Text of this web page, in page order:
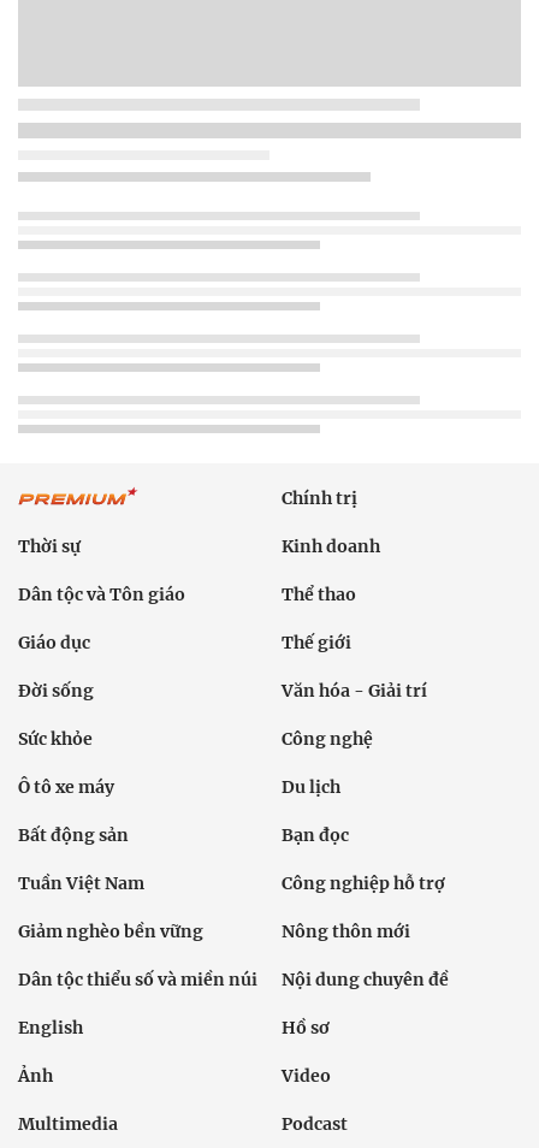
Chính trị
Thời sự Kinh doanh
Dân tộc và Tôn giáo Thể thao
Giáo dục Thế giới
Đời sống Văn hóa - Giải trí
Sức khỏe Công nghệ
Ô tô xe máy Du lịch
Bất động sản Bạn đọc
Tuần Việt Nam Công nghiệp hỗ trợ
Giảm nghèo bền vững Nông thôn mới
Dân tộc thiểu số và miền núi Nội dung chuyên đề
English Hồ sơ
Ảnh Video
Multimedia Podcast